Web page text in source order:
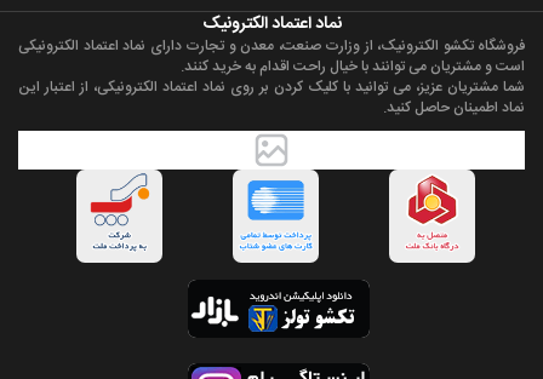
نماد اعتماد الکترونیک
فروشگاه تکشو الکترونیک، از وزارت صنعت، معدن و تجارت دارای نماد اعتماد الکترونیکی
است و مشتریان می توانند با خیال راحت اقدام به خرید کنند.
شما مشتریان عزیز، می توانید با کلیک کردن بر روی نماد اعتماد الکترونیکی، از اعتبار این
نماد اطمینان حاصل کنید.